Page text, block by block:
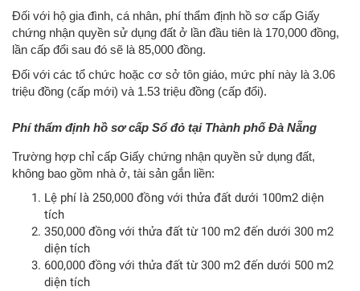
Đối với hộ gia đình, cá nhân, phí thẩm định hồ sơ cấp Giấy
chứng nhận quyền sử dụng đất ở lần đầu tiên là 170,000 đồng,
lần cấp đổi sau đó sẽ là 85,000 đồng.
Đối với các tổ chức hoặc cơ sở tôn giáo, mức phí này là 3.06
triệu đồng (cấp mới) và 1.53 triệu đồng (cấp đổi).
Phí thẩm định hồ sơ cấp Sổ đỏ tại Thành phố Đà Nẵng
Trường hợp chỉ cấp Giấy chứng nhận quyền sử dụng đất,
không bao gồm nhà ở, tài sản gắn liền:
Lệ phí là 250,000 đồng với thửa đất dưới 100m2 diện
tích
350,000 đồng với thửa đất từ 100 m2 đến dưới 300 m2
diện tích
600,000 đồng với thửa đất từ 300 m2 đến dưới 500 m2
diện tích